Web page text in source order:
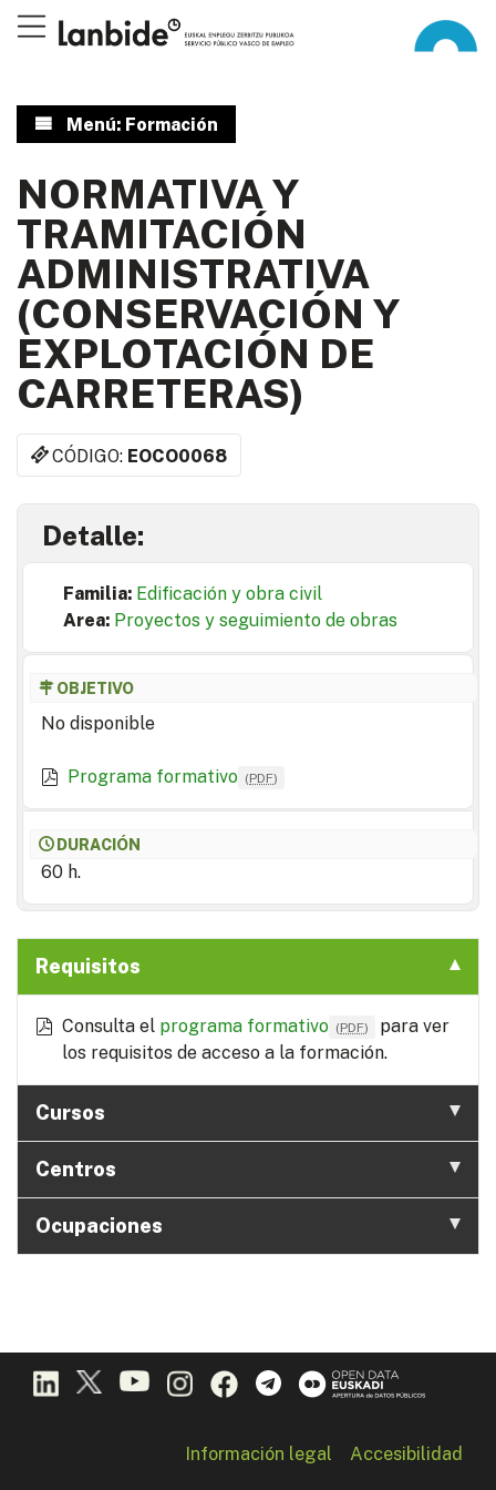
Menú: Formación
NORMATIVA Y
TRAMITACIÓN
ADMINISTRATIVA
(CONSERVACIÓN Y
EXPLOTACIÓN DE
CARRETERAS)
CÓDIGO: EOCO0068
Detalle:
Familia: Edificación y obra civil
Area: Proyectos y seguimiento de obras
OBJETIVO
No disponible
Programa formativo (PDF)
DURACIÓN
60 h.
Requisitos
Consulta el programa formativo (PDF)
para ver
los requisitos de acceso a la formación.
Cursos
Centros
Ocupaciones
Información legal Accesibilidad